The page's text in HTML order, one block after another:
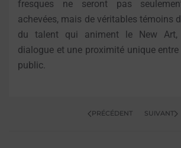
fresques ne seront pas
achevées, mais de véritables témoins
du talent qui animent le New Art,
dialogue et une proximité unique
public.
PRÉCÉDENT SUIVANT